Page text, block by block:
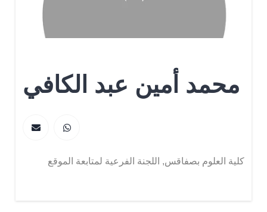
محمد أمين عبد الكافي
كلية العلوم بصفاقس, اللجنة الفرعية لمتابعة الموقع